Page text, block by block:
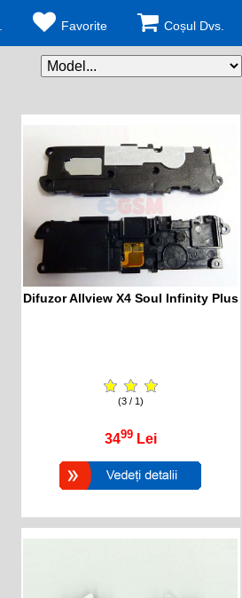
Favorite Coșul Dvs.
Difuzor Allview X4 Soul Infinity Plus
(3 / 1)
3499 Lei